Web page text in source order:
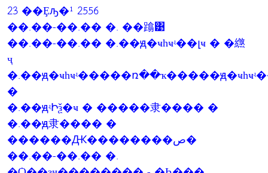
23 ��Ȩԡ�¹ 2556
��.��-��.�� �. ��蹹͹
��.��-��.�� �.��ԭ�ҹһҹʵ��լҹ � �繺
ҷ
�
�.��ԭʵԻѯ�ҹ � �����⾪���� �
�.��ԭ⾪���� �
������Ԫ��������ص�
��.��-��.�� �.